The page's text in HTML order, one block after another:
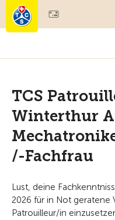
Societariato & prestazioni
TCS
Winterthur
/-Fachfrau
Lust, deine
2026 für in Not geratene
Patrouilleur/in